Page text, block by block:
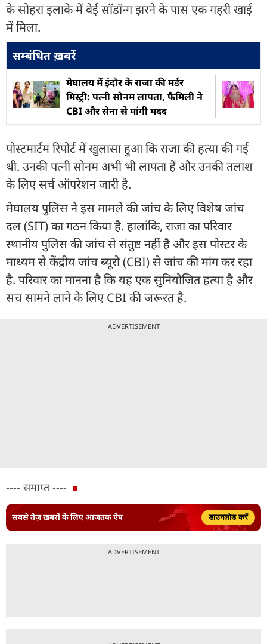
के सोहरा इलाके में वेई सॉडॉन्ग झरने के पास एक गहरी खाई
में मिला.
सम्बंधित ख़बरें
मेघालय में इंदौर के राजा की मर्डर
मिस्ट्री: पत्नी सोनम लापता, फैमिली ने
CBI और सेना से मांगी मदद
पोस्टमार्टम रिपोर्ट में खुलासा हुआ कि राजा की हत्या की गई
थी. उनकी पत्नी सोनम अभी भी लापता हैं और उनकी तलाश
के लिए सर्च ऑपरेशन जारी है.
मेघालय पुलिस ने इस मामले की जांच के लिए विशेष जांच
दल (SIT) का गठन किया है. हालांकि, राजा का परिवार
स्थानीय पुलिस की जांच से संतुष्ट नहीं है और इस पोस्टर के
माध्यम से केंद्रीय जांच ब्यूरो (CBI) से जांच की मांग कर रहा
है. परिवार का मानना है कि यह एक सुनियोजित हत्या है और
सच सामने लाने के लिए CBI की जरूरत है.
ADVERTISEMENT
---- समाप्त ----
सबसे तेज़ ख़बरों के लिए आजतक ऐप डाउनलोड करें
ADVERTISEMENT